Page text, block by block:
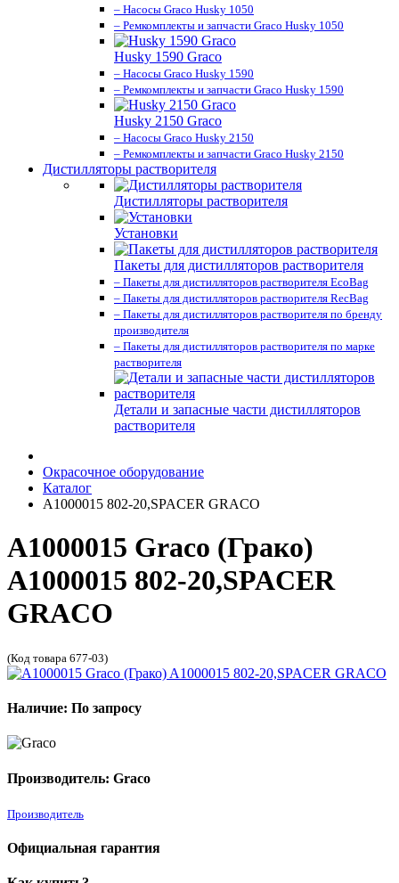
– Насосы Graco Husky 1050
– Ремкомплекты и запчасти Graco Husky 1050
Husky 1590 Graco
– Насосы Graco Husky 1590
– Ремкомплекты и запчасти Graco Husky 1590
Husky 2150 Graco
– Насосы Graco Husky 2150
– Ремкомплекты и запчасти Graco Husky 2150
Дистилляторы растворителя
Дистилляторы растворителя
Установки
Пакеты для дистилляторов растворителя
– Пакеты для дистилляторов растворителя EcoBag
– Пакеты для дистилляторов растворителя RecBag
– Пакеты для дистилляторов растворителя по бренду
производителя
– Пакеты для дистилляторов растворителя по марке
растворителя
Детали и запасные части дистилляторов
растворителя
Окрасочное оборудование
Каталог
A1000015 802-20,SPACER GRACO
A1000015 Graco (Грако)
A1000015 802-20,SPACER
GRACO
(Код товара 677-03)
Наличие: По запросу
Производитель: Graco
Производитель
Официальная гарантия